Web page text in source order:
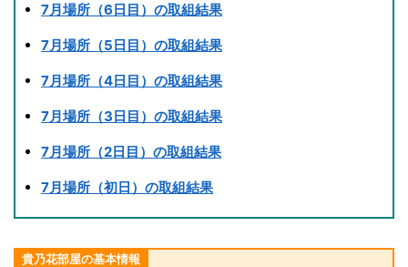
7月場所（6日目）の取組結果
7月場所（5日目）の取組結果
7月場所（4日目）の取組結果
7月場所（3日目）の取組結果
7月場所（2日目）の取組結果
7月場所（初日）の取組結果
貴乃花部屋の基本情報